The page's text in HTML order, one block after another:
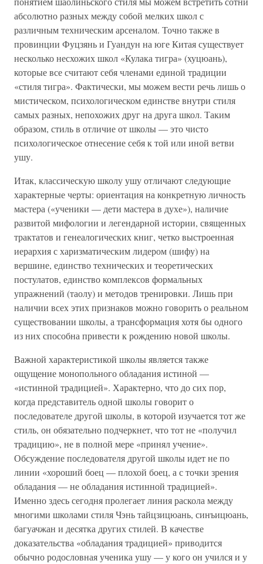
абсолютно разных между собой мелких школ с
различным техническим арсеналом. Точно также в
провинции Фуцзянь и Гуандун на юге Китая существует
несколько несхожих школ «Кулака тигра» (хуцюань),
которые все считают себя членами единой традиции
«стиля тигра». Фактически, мы можем вести речь лишь о
мистическом, психологическом единстве внутри стиля
самых разных, непохожих друг на друга школ. Таким
образом, стиль в отличие от школы — это чисто
психологическое отнесение себя к той или иной ветви
ушу.
Итак, классическую школу ушу отличают следующие
характерные черты: ориентация на конкретную личность
мастера («ученики — дети мастера в духе»), наличие
развитой мифологии и легендарной истории, священных
трактатов и генеалогических книг, четко выстроенная
иерархия с харизматическим лидером (шифу) на
вершине, единство технических и теоретических
постулатов, единство комплексов формальных
упражнений (таолу) и методов тренировки. Лишь при
наличии всех этих признаков можно говорить о реальном
существовании школы, а трансформация хотя бы одного
из них способна привести к рождению новой школы.
Важной характеристикой школы является также
ощущение монопольного обладания истиной —
«истинной традицией». Характерно, что до сих пор,
когда представитель одной школы говорит о
последователе другой школы, в которой изучается тот же
стиль, он обязательно подчеркнет, что тот не «получил
традицию», не в полной мере «принял учение».
Обсуждение последователя другой школы идет не по
линии «хороший боец — плохой боец, а с точки зрения
обладания — не обладания истинной традицией».
Именно здесь сегодня пролегает линия раскола между
многими школами стиля Чэнь тайцзицюань, синъицюань,
багуачжан и десятка других стилей. В качестве
доказательства «обладания традицией» приводится
обычно родословная ученика ушу — у кого он учился и у